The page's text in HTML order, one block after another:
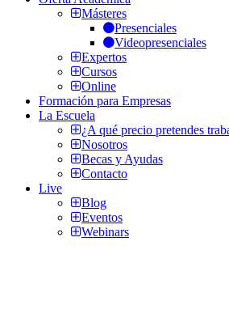
Másteres
Presenciales
Videopresenciales
Expertos
Cursos
Online
Formación para Empresas
La Escuela
¿A qué precio pretendes
Nosotros
Becas y Ayudas
Contacto
Live
Blog
Eventos
Webinars